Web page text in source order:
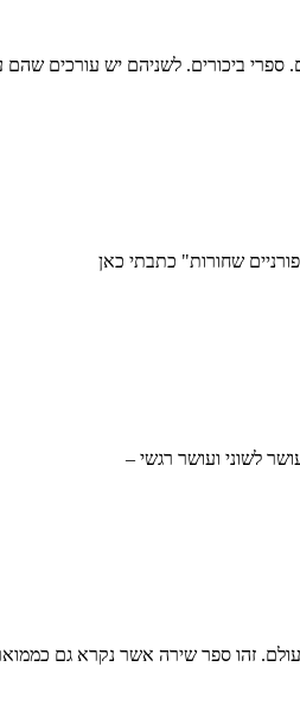
ביכורים. לשניהם יש עורכים
שחורות" כתבתי כאן
לשוני ועושר רגשי –
זהו ספר שירה אשר נקרא גם